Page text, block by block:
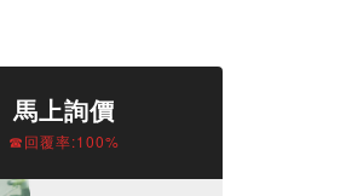
馬上詢價
☎回覆率:100%